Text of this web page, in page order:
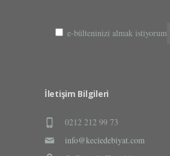
e-bülteninizi almak istiyorum
İletişim Bilgileri
0212 212 99 73
info@keciedebiyat.com